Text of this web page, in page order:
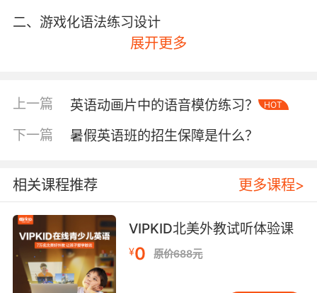
二、游戏化语法练习设计
斯坦福大学教育研究院证实，多巴胺分泌水平与
ball is under the table"等正确句式解锁宝藏位
置。这种情境化操练使单次课程语法输出量提升
2.3倍。
货架标签强制使用"a/an"规则。剑桥大学应用语
言学教授Thornbury的实验表明，具象化游戏能
使抽象语法规则留存率从28%跃升至65%。
VIPKID课程数据显示，8周系统训练后，幼儿
在"apple"与"banana"前自主添加冠词的准确率
达94%。
展开更多
上一篇 英语动画片中的语音模仿练习？ HOT
下一篇 暑假英语班的招生保障是什么？
相关课程推荐 更多课程>
VIPKID北美外教试听体验课
¥0 原价688元